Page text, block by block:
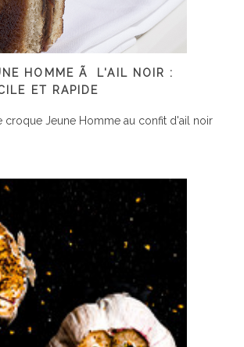
HOMME Ã L'AIL NOIR :
ET RAPIDE
croque Jeune Homme au confit d'ail noir